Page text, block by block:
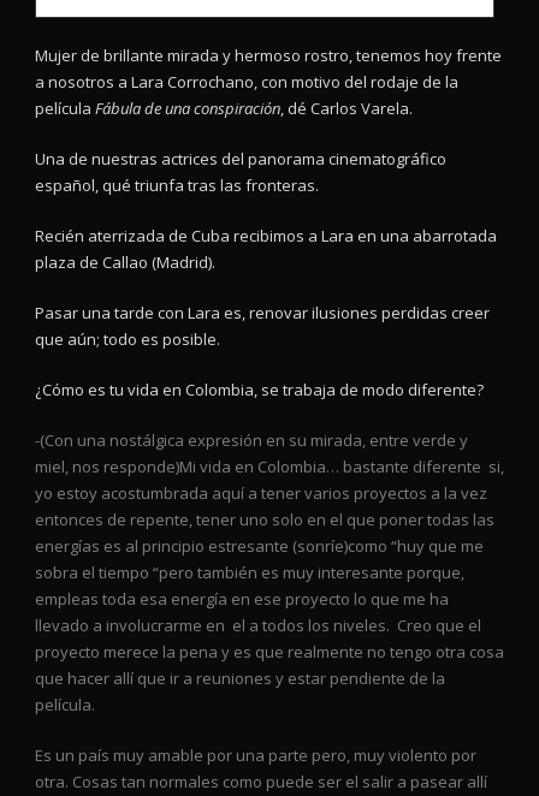
Mujer de brillante mirada y hermoso rostro, tenemos hoy frente
a nosotros a Lara Corrochano, con motivo del rodaje de la
película Fábula de una conspiración, dé Carlos Varela.
Una de nuestras actrices del panorama cinematográfico
español, qué triunfa tras las fronteras.
Recién aterrizada de Cuba recibimos a Lara en una abarrotada
plaza de Callao (Madrid).
Pasar una tarde con Lara es, renovar ilusiones perdidas creer
que aún; todo es posible.
¿Cómo es tu vida en Colombia, se trabaja de modo diferente?
-(Con una nostálgica expresión en su mirada, entre verde y
miel, nos responde)Mi vida en Colombia… bastante diferente si,
yo estoy acostumbrada aquí a tener varios proyectos a la vez
entonces de repente, tener uno solo en el que poner todas las
energías es al principio estresante (sonríe)como “huy que me
sobra el tiempo “pero también es muy interesante porque,
empleas toda esa energía en ese proyecto lo que me ha
llevado a involucrarme en el a todos los niveles. Creo que el
proyecto merece la pena y es que realmente no tengo otra cosa
que hacer allí que ir a reuniones y estar pendiente de la
película.
Es un país muy amable por una parte pero, muy violento por
otra. Cosas tan normales como puede ser el salir a pasear allí